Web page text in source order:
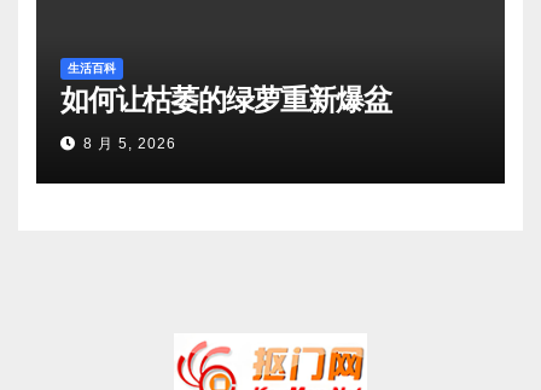
生活百科
如何让枯萎的绿萝重新爆盆
8 月 5, 2026